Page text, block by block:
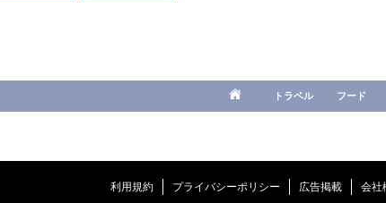
トラベル フード
会社
広告掲載
プライバシーポリシー
利用規約